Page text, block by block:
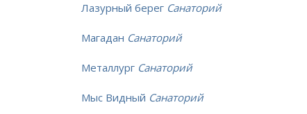
Лазурный берег Санаторий
Магадан Санаторий
Металлург Санаторий
Мыс Видный Санаторий